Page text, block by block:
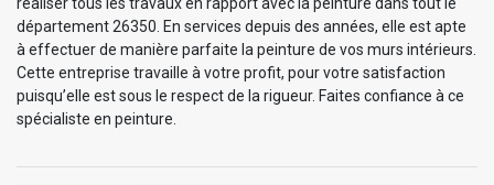
département 26350. En services depuis des années, elle est apte
à effectuer de manière parfaite la peinture de vos murs intérieurs.
Cette entreprise travaille à votre profit, pour votre satisfaction
puisqu’elle est sous le respect de la rigueur. Faites confiance à ce
spécialiste en peinture.